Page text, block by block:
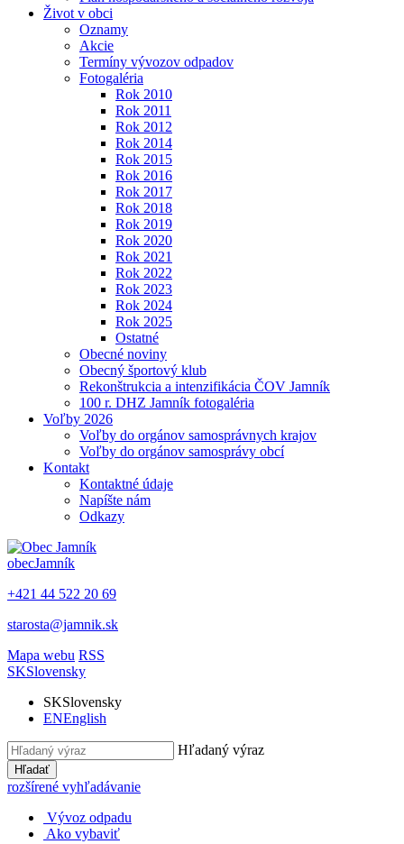
Život v obci
Oznamy
Akcie
Termíny vývozov odpadov
Fotogaléria
Rok 2010
Rok 2011
Rok 2012
Rok 2014
Rok 2015
Rok 2016
Rok 2017
Rok 2018
Rok 2019
Rok 2020
Rok 2021
Rok 2022
Rok 2023
Rok 2024
Rok 2025
Ostatné
Obecné noviny
Obecný športový klub
Rekonštrukcia a intenzifikácia ČOV Jamník
100 r. DHZ Jamník fotogaléria
Voľby 2026
Voľby do orgánov samosprávnych krajov
Voľby do orgánov samosprávy obcí
Kontakt
Kontaktné údaje
Napíšte nám
Odkazy
obecJamník
+421 44 522 20 69
starosta@jamnik.sk
Mapa webu RSS
SKSlovensky
SKSlovensky
ENEnglish
Hľadaný výraz
Hľadať
rozšírené vyhľadávanie
Vývoz odpadu
Ako vybaviť